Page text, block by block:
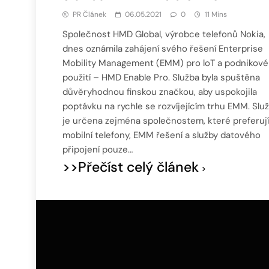
PR Článek 06.05.2021 0 11 Mins
Společnost HMD Global, výrobce telefonů Nokia,
dnes oznámila zahájení svého řešení Enterprise
Mobility Management (EMM) pro loT a podnikové
použití – HMD Enable Pro. Služba byla spuštěna
důvěryhodnou finskou značkou, aby uspokojila
poptávku na rychle se rozvíjejícím trhu EMM.
je určena zejména společnostem, které preferují
mobilní telefony, EMM řešení a služby datového
připojení pouze…
>>Přečíst celý článek